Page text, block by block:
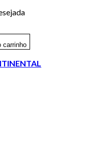
carrinho